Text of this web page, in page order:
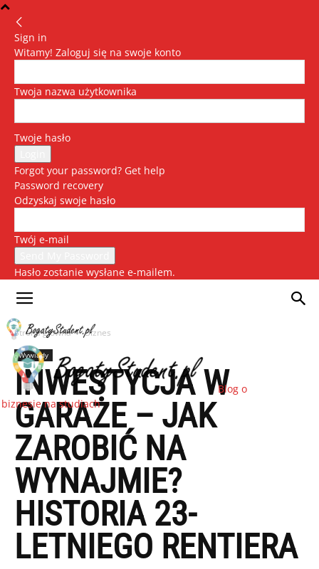
Sign in
Witamy! Zaloguj się na swoje konto
Twoja nazwa użytkownika
Twoje hasło
Forgot your password? Get help
Password recovery
Odzyskaj swoje hasło
Twój e-mail
Hasło zostanie wysłane e-mailem.
Blog o
biznesie na studiach
Strona główna Biznes
Wywiady
INWESTYCJA W
GARAŻE – JAK
ZAROBIĆ NA
WYNAJMIE?
HISTORIA 23-
LETNIEGO RENTIERA